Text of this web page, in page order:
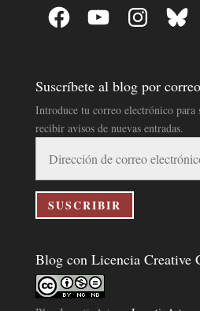
Facebook YouTube InstagramBluesky
Suscríbete al blog por
Introduce tu correo electrónico para
recibir avisos de nuevas entradas.
correo
electrónico
SUSCRIBIR
Blog con Licencia Creative